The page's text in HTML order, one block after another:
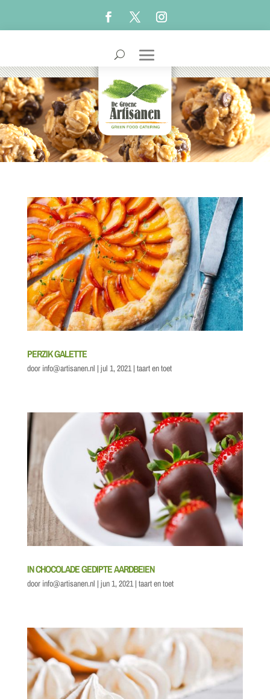
PERZIK GALETTE
door info@artisanen.nl | jul 1, 2021| taart en toet
IN CHOCOLADE GEDIPTE AARDBEIEN
door info@artisanen.nl | jun 1, 2021| taart en toet